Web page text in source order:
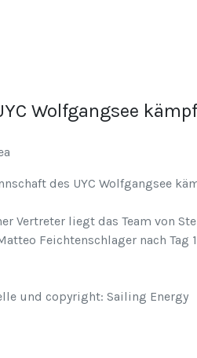
Wolfgangsee
des UYC Wolfgangsee
Vertreter liegt das Team von
Feichtenschlager nach
und copyright: Sailing Energy